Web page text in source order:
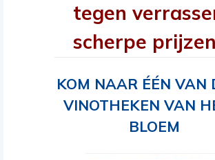
tegen
scherpe
KOM NAAR ÉÉN VAN
VINOTHEKEN VAN
BLOEM